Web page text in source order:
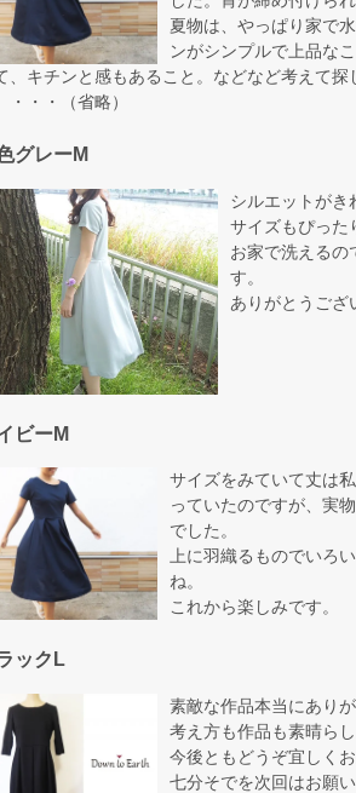
夏物は、やっぱり家で
ンがシンプルで上品な
、キチンと感もあること。などなど考えて探
・・・（省略）
グレーM
シルエットがき
サイズもぴった
お家で洗えるの
す。
ありがとうござ
ビーM
サイズをみていて丈は
っていたのですが、実
でした。
上に羽織るものでいろ
ね。
これから楽しみです。
ックL
素敵な作品本当にありが
考え方も作品も素晴らし
今後ともどうぞ宜しくお
七分そでを次回はお願